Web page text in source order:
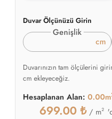
Duvar Ölçünüzü Girin
Genişlik
cm
Duvarınızın tam ölçülerini
cm ekleyeceğiz.
Hesaplanan Alan: 0.00m
699.00 ₺ / m2